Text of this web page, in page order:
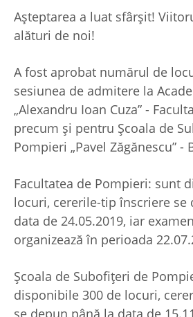
Așteptarea a luat sfârșit!
alături de noi!
A fost aprobat numărul de
sesiunea de admitere la
„Alexandru Ioan Cuza” -
precum și pentru Școala de
Pompieri „Pavel Zăgănescu” -
Facultatea de Pompieri: sunt
locuri, cererile-tip înscriere se
data de 24.05.2019, iar
organizează în perioada
Școala de Subofițeri de
disponibile 300 de locuri,
se depun până la data de